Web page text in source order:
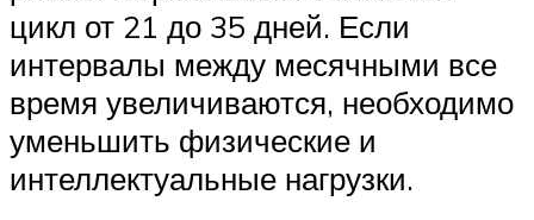
цикл от 21 до 35 дней. Если
интервалы между месячными все
время увеличиваются, необходимо
уменьшить физические и
интеллектуальные нагрузки.